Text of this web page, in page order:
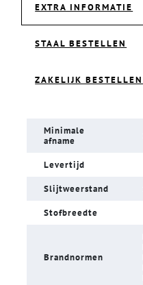
EXTRA INFORMATIE
STAAL BESTELLEN
ZAKELIJK BESTELLEN
Minimale
afname
Levertijd
Slijtweerstand
Stofbreedte
Brandnormen